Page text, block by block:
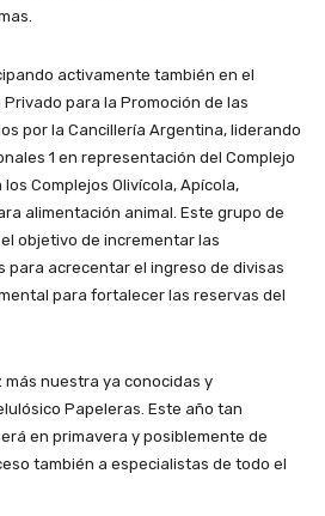
activamente también en el
Privado para la Promoción de las
por la Cancillería Argentina, liderando
1 en representación del Complejo
Complejos Olivícola, Apícola,
alimentación animal. Este grupo de
objetivo de incrementar las
acrecentar el ingreso de divisas
para fortalecer las reservas del
más nuestra ya conocidas y
Papeleras. Este año tan
en primavera y posiblemente de
también a especialistas de todo el